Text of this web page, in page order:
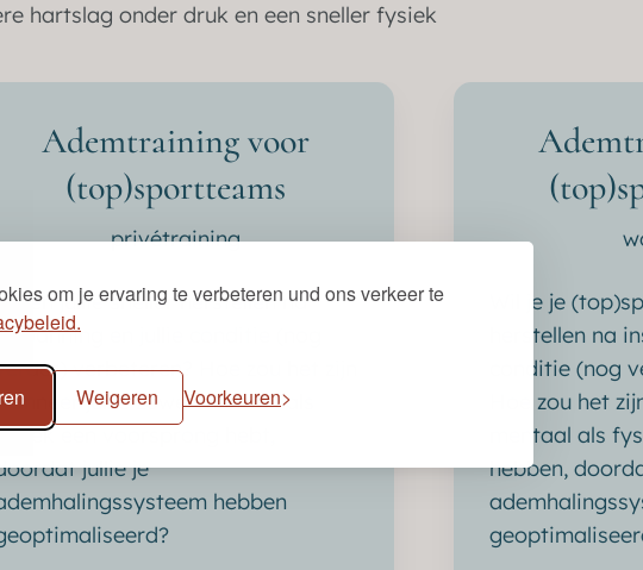
om je ervaring te verbeteren und ons verkeer te
Weigeren Voorkeuren
hartslag onder druk en een sneller fysiek
Ademtraining voor
(top)sportteams
privétraining
jullie sneller herstellen na
en jullie conditie (nog
verbeteren? Hoe zou het zijn
jullie zowel mentaal als
een voorsprong hebt,
jullie je
hebben
Wil je je
herstellen na
conditie (nog
Hoe zou het
mentaal als
hebben,